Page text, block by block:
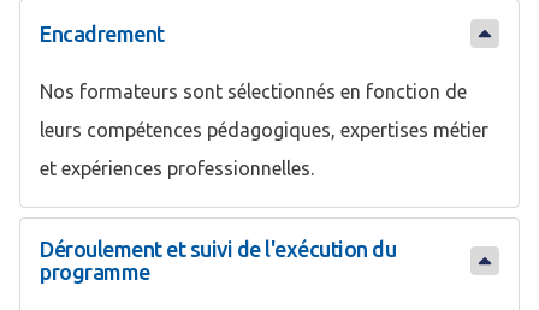
Encadrement
Nos formateurs sont sélectionnés en fonction de
leurs compétences pédagogiques, expertises métier
et expériences professionnelles.
Déroulement et suivi de l'exécution du
programme